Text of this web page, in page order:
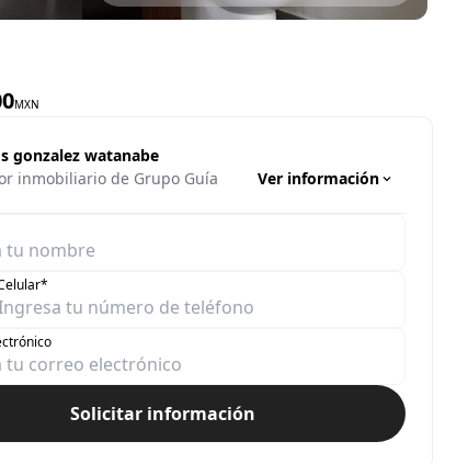
MXN
gonzalez watanabe
inmobiliario de Grupo Guía
Ver información
Solicitar información